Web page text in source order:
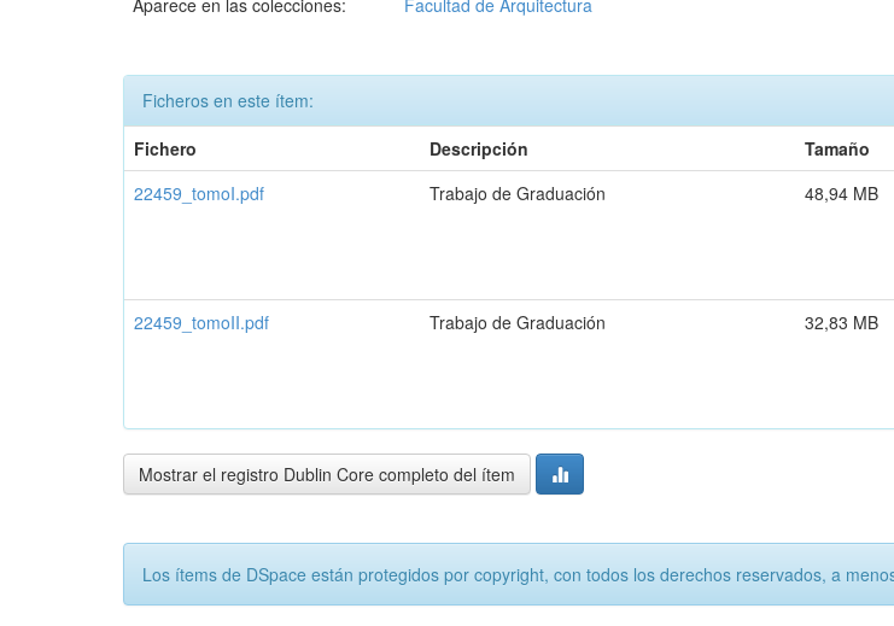
Aparece en las colecciones:
Facultad de Arquitectura
Ficheros en este ítem:
Fichero
Descripción Tamaño
22459_tomoI.pdf
Trabajo de Graduación 48,94 MB
22459_tomoII.pdf Trabajo de Graduación 32,83 MB
Mostrar el registro Dublin Core completo del ítem
Los ítems de DSpace están protegidos por copyright, con todos los derechos reservados, a